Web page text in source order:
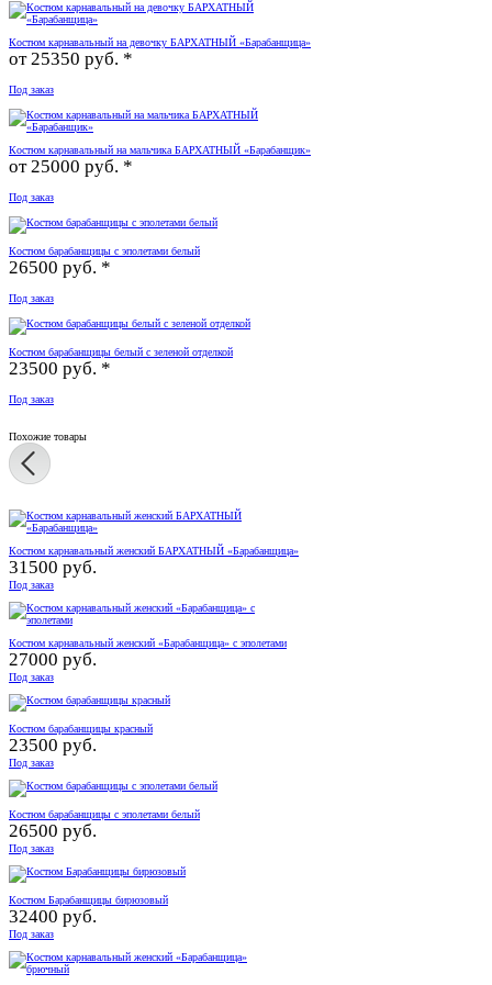
Костюм карнавальный на девочку БАРХАТНЫЙ «Барабанщица»
от25350 руб. *
Под заказ
Костюм карнавальный на мальчика БАРХАТНЫЙ «Барабанщик»
от25000 руб. *
Под заказ
Костюм барабанщицы с эполетами белый
26500 руб. *
Под заказ
Костюм барабанщицы белый с зеленой отделкой
23500 руб. *
Под заказ
Похожие товары
Костюм карнавальный женский БАРХАТНЫЙ «Барабанщица»
31500 руб.
Под заказ
Костюм карнавальный женский «Барабанщица» с эполетами
27000 руб.
Под заказ
Костюм барабанщицы красный
23500 руб.
Под заказ
Костюм барабанщицы с эполетами белый
26500 руб.
Под заказ
Костюм Барабанщицы бирюзовый
32400 руб.
Под заказ